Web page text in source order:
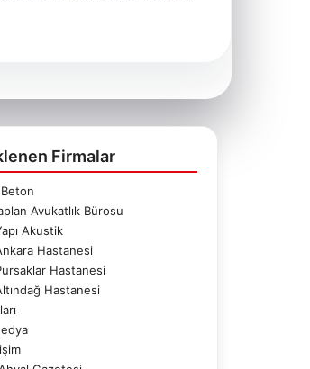
Firmalar
Avukatlık Bürosu
Akustik
Hastanesi
Hastanesi
Hastanesi